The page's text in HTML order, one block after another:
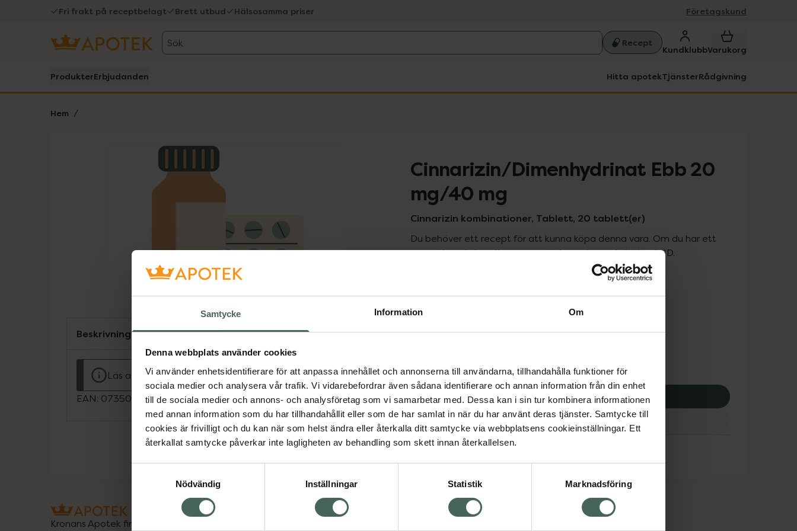
Samtycke Information Om
Denna webbplats använder cookies
Vi använder enhetsidentifierare för att anpassa innehållet och annonserna till användarna, tillhandahålla funktioner för
sociala medier och analysera vår trafik. Vi vidarebefordrar även sådana identifierare och annan information från din enhet
till de sociala medier och annons- och analysföretag som vi samarbetar med. Dessa kan i sin tur kombinera informationen
med annan information som du har tillhandahållit eller som de har samlat in när du har använt deras tjänster. Samtycke till
cookies är frivilligt och du kan när som helst ändra eller återkalla ditt samtycke via webbplatsens cookieinställningar. Ett
återkallat samtycke påverkar inte lagligheten av behandling som skett innan återkallelsen.
Nödvändig
Inställningar Statistik Marknadsföring
Fri frakt på receptbelagt Brett utbud Hälsosamma priser Företagskund
Sök Recept
KundklubbVarukorg
ProdukterErbjudanden Hitta apotekTjänsterRådgivning
Hem
Lista: . Innehåller 1 objekt.
Cinnarizin/Dimenhydrinat Ebb 20
mg/40 mg
Cinnarizin kombinationer, Tablett, 20 tablett(er)
Du behöver ett recept för att kunna köpa denna vara. Om du har ett
recept kan du handla genom att logga in med ditt bank-ID.
162,90 kr
I apotek:162,90 kr
Köp via ditt recept
Aktuella erbjudanden
Beskrivning Dölj
Läs alltid bipacksedeln innan användning.
EAN: 07350124331676
Kronans Apotek finns här för dig. Du hittar oss från Skåne i syd
Om recept och läkemedel